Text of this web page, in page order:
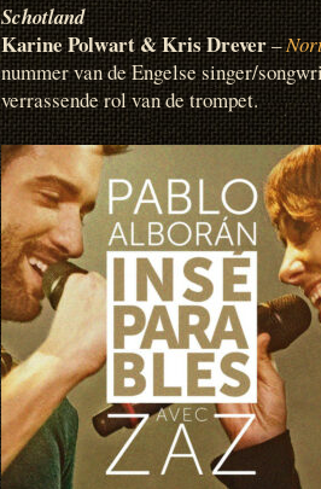
Schotland
Karine Polwart & Kris Drever–
nummer van de Engelse singer/
verrassende rol van de trompet.